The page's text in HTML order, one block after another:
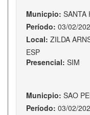
Municpio: SANTA
Período: 03/02/
Local: ZILDA
ESP
Presencial: SIM
Municpio: SAO
Período: 03/02/